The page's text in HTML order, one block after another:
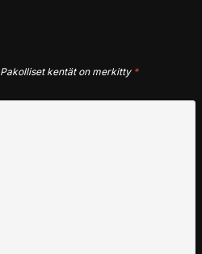
Pakolliset kentät on merkitty *